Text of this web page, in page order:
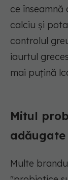
ce
calciu și
controlul
iaurtul
mai puțină
Mitul
adăugate
Multe